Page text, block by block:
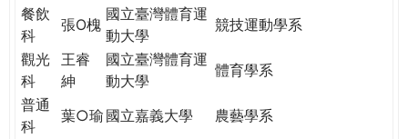
餐飲
科
張O槐
國立臺灣體育運
動大學
競技運動學系
觀光
科
王睿
紳
國立臺灣體育運
動大學
體育學系
普通
科
葉○瑜 國立嘉義大學
農藝學系